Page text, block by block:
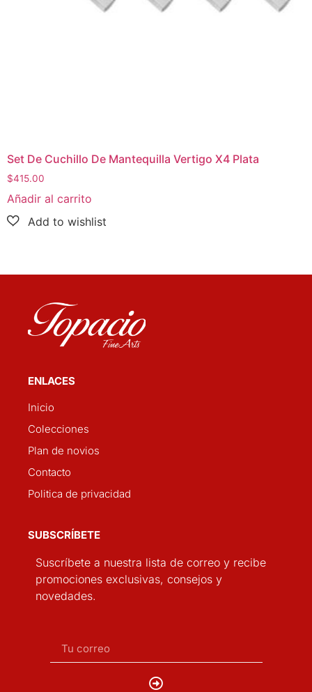
Set De Cuchillo De Mantequilla Vertigo X4 Plata
$415.00
Añadir al carrito
ENLACES
Inicio
Colecciones
Plan de novios
Contacto
Politica de privacidad
SUBSCRÍBETE
Suscríbete a nuestra lista de correo y recibe
promociones exclusivas, consejos y
novedades.